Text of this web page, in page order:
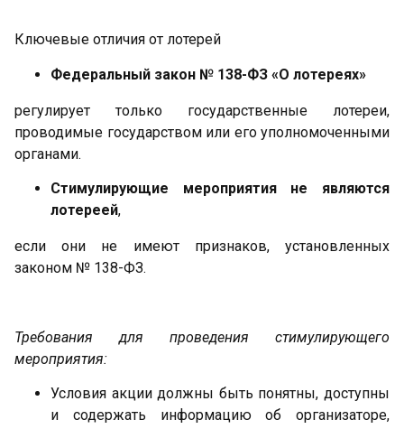
Ключевые отличия от лотерей
Федеральный закон № 138-ФЗ «О лотереях»
регулирует только государственные лотереи,
проводимые государством или его уполномоченными
органами.
Стимулирующие мероприятия не являются
лотереей,
если они не имеют признаков, установленных
законом № 138-ФЗ.
Требования для проведения стимулирующего
мероприятия:
Условия акции должны быть понятны, доступны
и содержать информацию об организаторе,